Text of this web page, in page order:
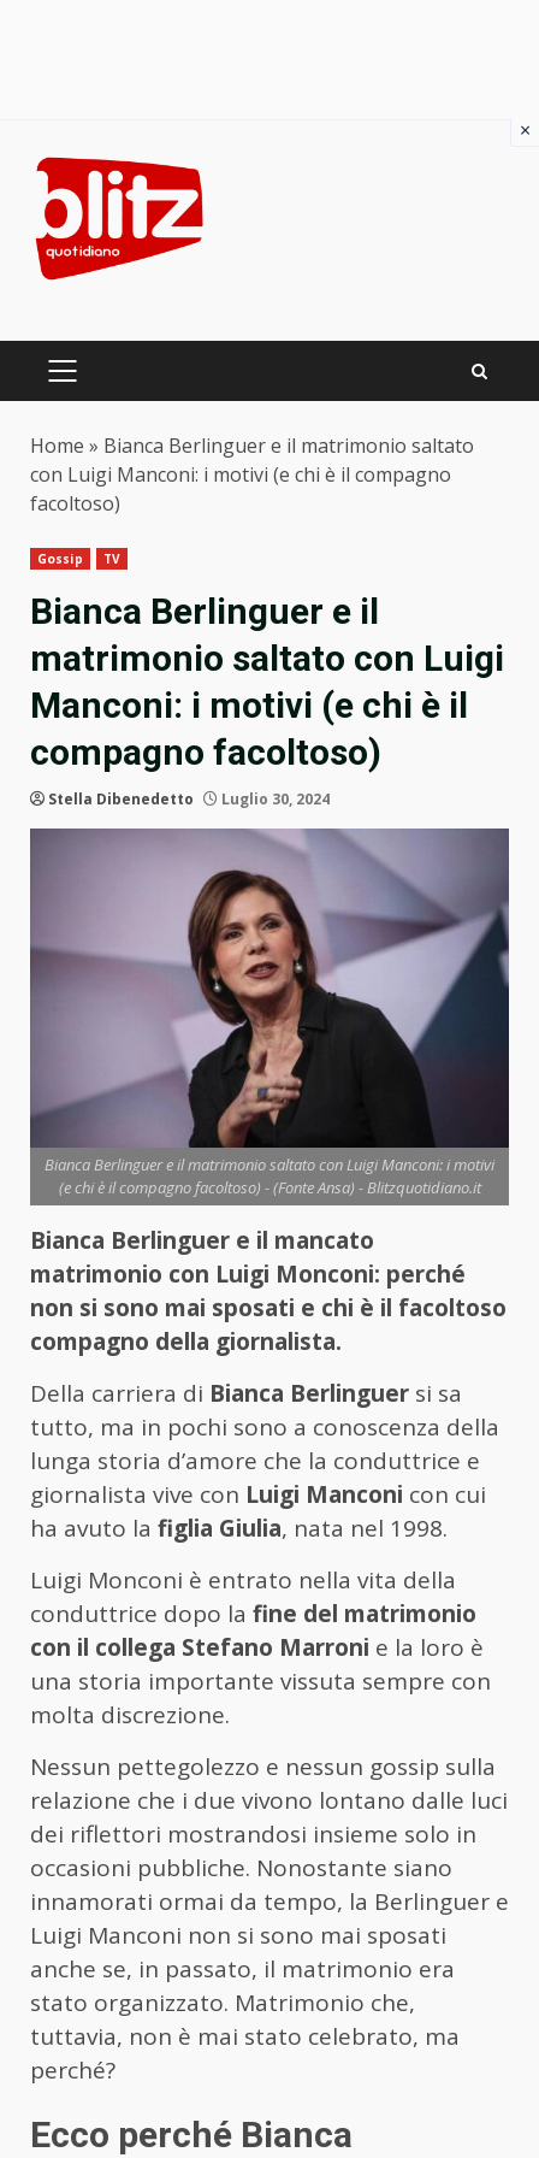
content
PRIMARY
Home » Bianca Berlinguer e il matrimonio saltato
con Luigi Manconi: i motivi (e chi è il compagno
facoltoso)
Gossip TV
Bianca Berlinguer e il
matrimonio saltato con Luigi
Manconi: i motivi (e chi è il
compagno facoltoso)
Stella Dibenedetto Luglio 30, 2024
Bianca Berlinguer e il matrimonio saltato con Luigi Manconi: i motivi
(e chi è il compagno facoltoso) - (Fonte Ansa) - Blitzquotidiano.it
Bianca Berlinguer e il mancato
matrimonio con Luigi Monconi: perché
non si sono mai sposati e chi è il facoltoso
compagno della giornalista.
Della carriera di Bianca Berlinguer si sa
tutto, ma in pochi sono a conoscenza della
lunga storia d’amore che la conduttrice e
giornalista vive con Luigi Manconi con cui
ha avuto la figlia Giulia, nata nel 1998.
Luigi Monconi è entrato nella vita della
conduttrice dopo la fine del matrimonio
con il collega Stefano Marroni e la loro è
una storia importante vissuta sempre con
molta discrezione.
Nessun pettegolezzo e nessun gossip sulla
relazione che i due vivono lontano dalle luci
dei riflettori mostrandosi insieme solo in
occasioni pubbliche. Nonostante siano
innamorati ormai da tempo, la Berlinguer e
Luigi Manconi non si sono mai sposati
anche se, in passato, il matrimonio era
stato organizzato. Matrimonio che,
tuttavia, non è mai stato celebrato, ma
perché?
Ecco perché Bianca
×